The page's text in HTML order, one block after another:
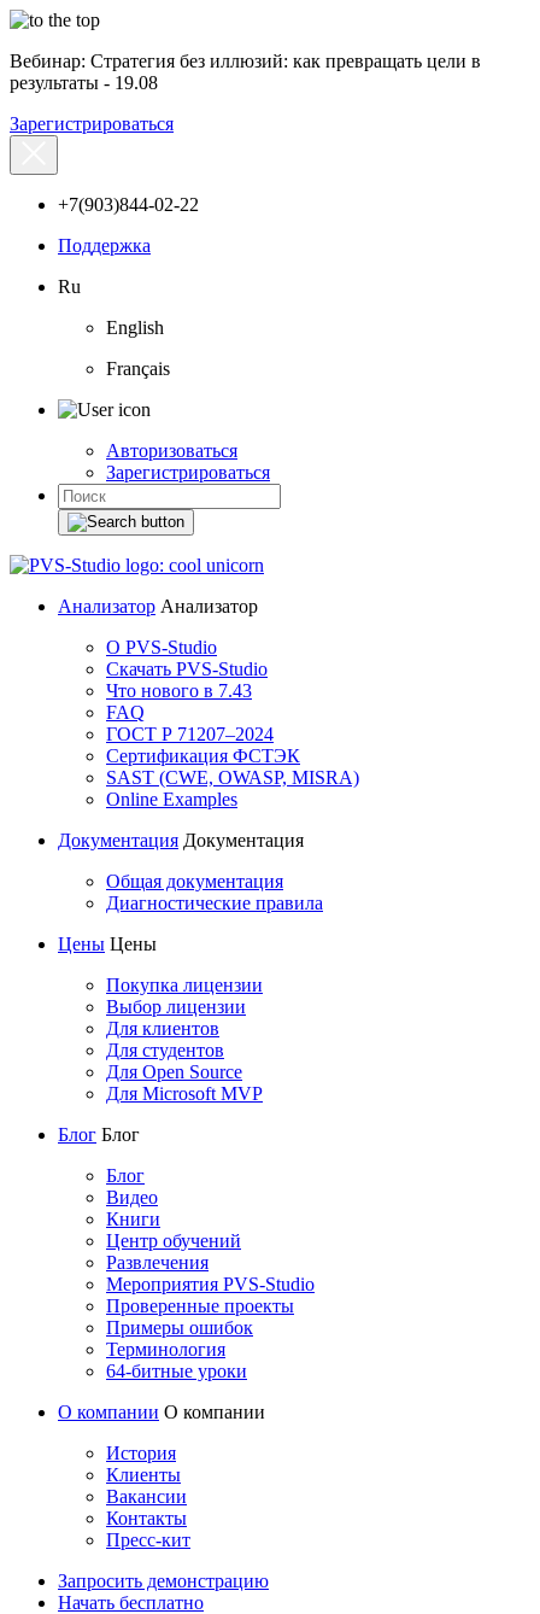
Вебинар: Стратегия без иллюзий: как превращать цели в
результаты - 19.08
Зарегистрироваться
+7(903)844-02-22
Поддержка
Ru
English
Français
Авторизоваться
Зарегистрироваться
Анализатор Анализатор
О PVS-Studio
Скачать PVS-Studio
Что нового в 7.43
FAQ
ГОСТ Р 71207–2024
Сертификация ФСТЭК
SAST (CWE, OWASP, MISRA)
Online Examples
Документация Документация
Общая документация
Диагностические правила
Цены Цены
Покупка лицензии
Выбор лицензии
Для клиентов
Для студентов
Для Open Source
Для Microsoft MVP
Блог Блог
Блог
Видео
Книги
Центр обучений
Развлечения
Мероприятия PVS-Studio
Проверенные проекты
Примеры ошибок
Терминология
64-битные уроки
О компании О компании
История
Клиенты
Вакансии
Контакты
Пресс-кит
Запросить демонстрацию
Начать бесплатно